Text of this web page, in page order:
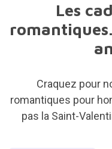
Les
Craquez pour
romantiques pour
pas la Saint-